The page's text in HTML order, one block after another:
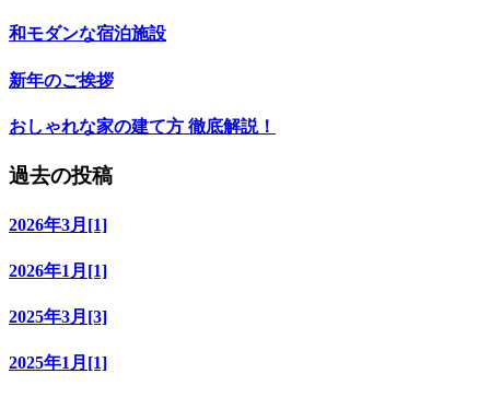
和モダンな宿泊施設
新年のご挨拶
おしゃれな家の建て方 徹底解説！
過去の投稿
2026年3月[1]
2026年1月[1]
2025年3月[3]
2025年1月[1]